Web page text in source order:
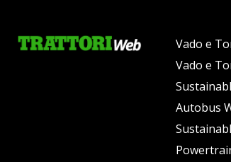
Vado e
Vado e
Autobus